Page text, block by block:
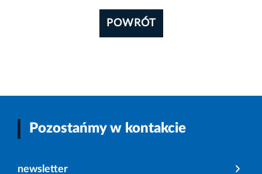
POWRÓT
Pozostańmy w kontakcie
newsletter